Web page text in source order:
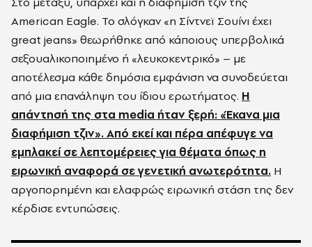
American Eagle. Το σλόγκαν «η Σίντνεϊ Σουίνι έχει
great jeans» θεωρήθηκε από κάποιους υπερβολικά
σεξουαλικοποιημένο ή «λευκοκεντρικό» – με
αποτέλεσμα κάθε δημόσια εμφάνιση να συνοδεύεται
από μια επανάληψη του ίδιου ερωτήματος. Η
απάντησή της στα media ήταν ξερή: «Έκανα μια
διαφήμιση τζιν». Από εκεί και πέρα απέφυγε να
εμπλακεί σε λεπτομέρειες για θέματα όπως η
ειρωνική αναφορά σε γενετική ανωτερότητα. Η
αργοπορημένη και ελαφρώς ειρωνική στάση της δεν
κέρδισε εντυπώσεις.